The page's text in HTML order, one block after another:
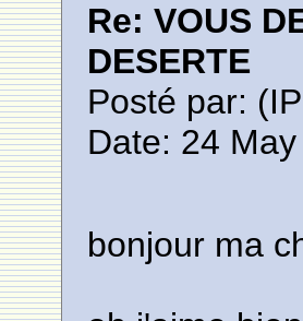
Re: VOUS
DESERTE
Posté par:
Date: 24
bonjour ma